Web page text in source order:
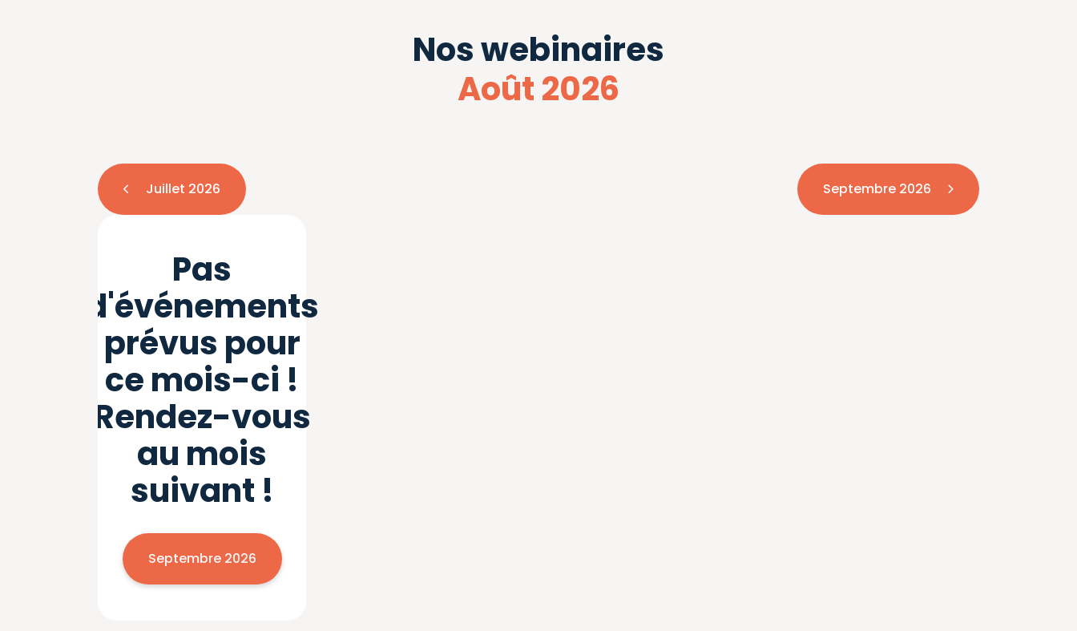
Nos webinaires
Août 2026
Juillet 2026 Septembre 2026
Pas
d'événements
prévus pour
ce mois-ci !
Rendez-vous
au mois
suivant !
Septembre 2026